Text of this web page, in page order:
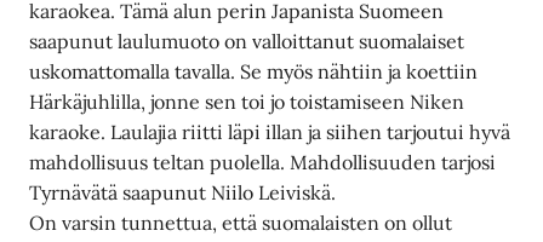
karaokea. Tämä alun perin Japanista Suomeen
saapunut laulumuoto on valloittanut suomalaiset
uskomattomalla tavalla. Se myös nähtiin ja koettiin
Härkäjuhlilla, jonne sen toi jo toistamiseen Niken
karaoke. Laulajia riitti läpi illan ja siihen tarjoutui hyvä
mahdollisuus teltan puolella. Mahdollisuuden tarjosi
Tyrnävätä saapunut Niilo Leiviskä.
On varsin tunnettua, että suomalaisten on ollut